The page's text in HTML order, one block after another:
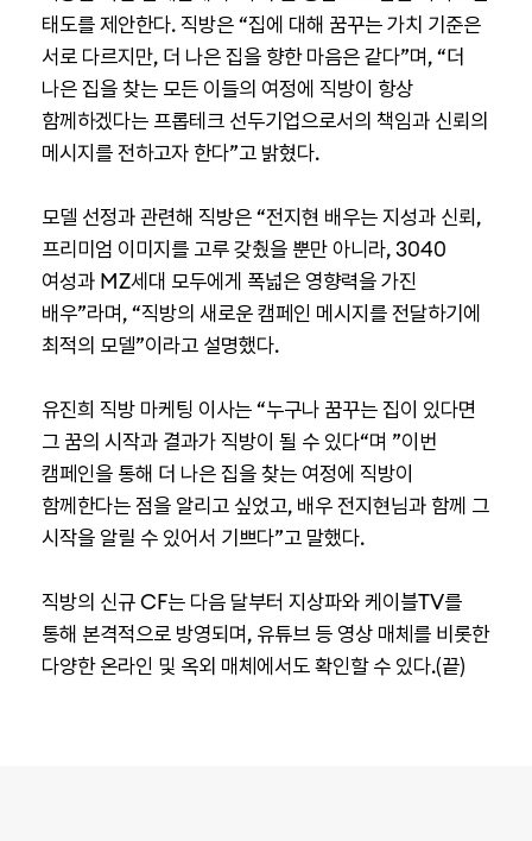
태도를 제안한다. 직방은 “집에 대해 꿈꾸는 가치 기준은
서로 다르지만, 더 나은 집을 향한 마음은 같다”며, “더
나은 집을 찾는 모든 이들의 여정에 직방이 항상
함께하겠다는 프롭테크 선두기업으로서의 책임과 신뢰의
메시지를 전하고자 한다”고 밝혔다.
모델 선정과 관련해 직방은 “전지현 배우는 지성과 신뢰,
프리미엄 이미지를 고루 갖췄을 뿐만 아니라, 3040
여성과 MZ세대 모두에게 폭넓은 영향력을 가진
배우”라며, “직방의 새로운 캠페인 메시지를 전달하기에
최적의 모델”이라고 설명했다.
유진희 직방 마케팅 이사는 “누구나 꿈꾸는 집이 있다면
그 꿈의 시작과 결과가 직방이 될 수 있다“며 ”이번
캠페인을 통해 더 나은 집을 찾는 여정에 직방이
함께한다는 점을 알리고 싶었고, 배우 전지현님과 함께 그
시작을 알릴 수 있어서 기쁘다”고 말했다.
직방의 신규 CF는 다음 달부터 지상파와 케이블TV를
통해 본격적으로 방영되며, 유튜브 등 영상 매체를 비롯한
다양한 온라인 및 옥외 매체에서도 확인할 수 있다.(끝)